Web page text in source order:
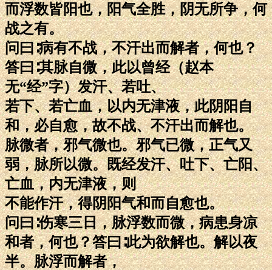
而浮数皆阳也，阳气全胜，阴无所争，何
战之有。
问曰∶病有不战，不汗出而解者，何也？
答曰∶其脉自微，此以曾经（赵本
无“经”字）发汗、若吐、
若下、若亡血，以内无津液，此阴阳自
和，必自愈，故不战、不汗出而解也。
脉微者，邪气微也。邪气已微，正气又
弱，脉所以微。既经发汗、吐下、亡阳、
亡血，内无津液，则
不能作汗，得阴阳气和而自愈也。
问曰∶伤寒三日，脉浮数而微，病患身凉
和者，何也？答曰∶此为欲解也。解以夜
半。脉浮而解者，